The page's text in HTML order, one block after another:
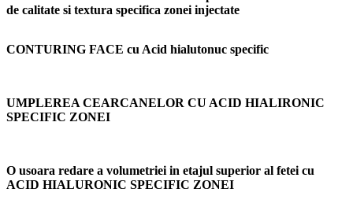
de calitate si textura specifica zonei injectate
CONTURING FACE cu Acid hialutonuc specific
UMPLEREA CEARCANELOR CU ACID HIALIRONIC
SPECIFIC ZONEI
O usoara redare a volumetriei in etajul superior al fetei cu
ACID HIALURONIC SPECIFIC ZONEI